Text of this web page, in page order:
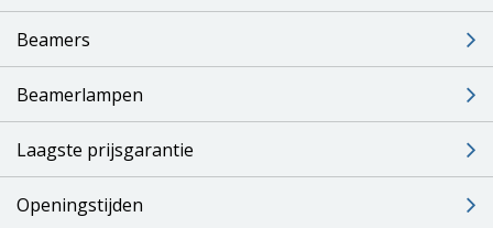
Beamers
Beamerlampen
Laagste prijsgarantie
Openingstijden